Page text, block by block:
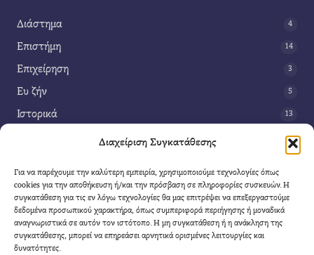
Διαχείριση Συγκατάθεσης
Για να παρέχουμε την καλύτερη εμπειρία, χρησιμοποιούμε τεχνολογίες όπως
cookies για την αποθήκευση ή/και την πρόσβαση σε πληροφορίες συσκευών. Η
συγκατάθεση για τις εν λόγω τεχνολογίες θα μας επιτρέψει να επεξεργαστούμε
δεδομένα προσωπικού χαρακτήρα, όπως συμπεριφορά περιήγησης ή μοναδικά
αναγνωριστικά σε αυτόν τον ιστότοπο. Η μη συγκατάθεση ή η ανάκληση της
συγκατάθεσης, μπορεί να επηρεάσει αρνητικά ορισμένες λειτουργίες και
δυνατότητες.
Διάστημα 4
Επιστήμη 14
Επιχείρηση 3
Ευ ζήν 5
Ιστορικά 13
42
Τέχνη 3
Τεχνολογία
Υγεία
Φαντασία